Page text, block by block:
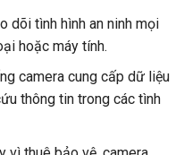
dõi tình hình an ninh mọi
hoặc máy tính.
camera cung cấp dữ liệu
thông tin trong các tình